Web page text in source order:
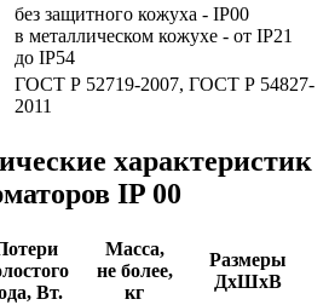
без защитного кожуха - IP00
в металлическом кожухе - от IP21
до IP54
ГОСТ Р 52719-2007, ГОСТ Р 54827-
2011
характеристик
IP 00
Вт.
Масса,
не более,
кг
Размеры
ДхШхВ